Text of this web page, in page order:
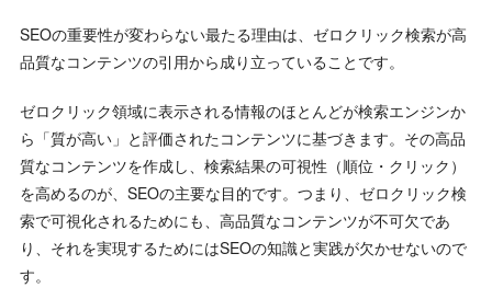
SEOの重要性が変わらない最たる理由は、ゼロクリック検索が高
品質なコンテンツの引用から成り立っていることです。
ゼロクリック領域に表示される情報のほとんどが検索エンジンか
ら「質が高い」と評価されたコンテンツに基づきます。その高品
質なコンテンツを作成し、検索結果の可視性（順位・クリック）
を高めるのが、SEOの主要な目的です。つまり、ゼロクリック検
索で可視化されるためにも、高品質なコンテンツが不可欠であ
り、それを実現するためにはSEOの知識と実践が欠かせないので
す。